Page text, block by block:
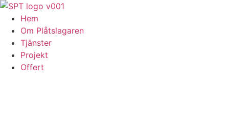
Skip
content
Hem
Om Plåtslagaren
Tjänster
Projekt
Offert